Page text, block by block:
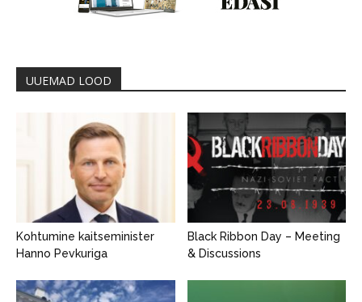
UUEMAD LOOD
Kohtumine kaitseminister
Hanno Pevkuriga
Black Ribbon Day – Meeting
& Discussions